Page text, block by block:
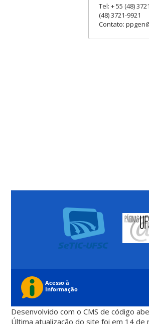
Tel: + 55 (48)
(48) 3721-9921
Contato:
Desenvolvido com o CMS de código
Última atualização do site foi em 14 de